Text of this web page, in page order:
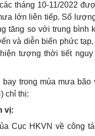
tháng 10-11/2022
lớn liên tiếp. Số
tăng so với trung bình
ển và diễn biến phức
tượng thời tiết nguy
bay trong mùa mưa
chỉ thị:
vị:
Cục HKVN về công